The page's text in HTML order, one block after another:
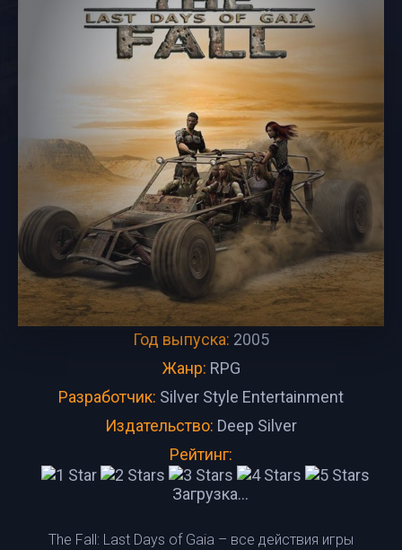
Год выпуска: 2005
Жанр: RPG
Разработчик: Silver Style Entertainment
Издательство: Deep Silver
Рейтинг:
Загрузка...
The Fall: Last Days of Gaia – все действия игры